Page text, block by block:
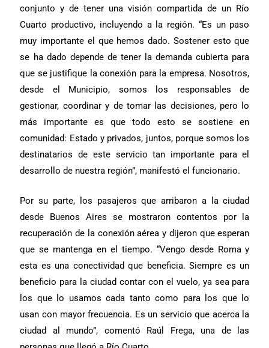
conjunto y de tener una visión compartida de un Río
Cuarto productivo, incluyendo a la región. “Es un paso
muy importante el que hemos dado. Sostener esto que
se ha dado depende de tener la demanda cubierta para
que se justifique la conexión para la empresa. Nosotros,
desde el Municipio, somos los responsables de
gestionar, coordinar y de tomar las decisiones, pero lo
más importante es que todo esto se sostiene en
comunidad: Estado y privados, juntos, porque somos los
destinatarios de este servicio tan importante para el
desarrollo de nuestra región”, manifestó el funcionario.
Por su parte, los pasajeros que arribaron a la ciudad
desde Buenos Aires se mostraron contentos por la
recuperación de la conexión aérea y dijeron que esperan
que se mantenga en el tiempo. “Vengo desde Roma y
esta es una conectividad que beneficia. Siempre es un
beneficio para la ciudad contar con el vuelo, ya sea para
los que lo usamos cada tanto como para los que lo
usan con mayor frecuencia. Es un servicio que acerca la
ciudad al mundo”, comentó Raúl Frega, una de las